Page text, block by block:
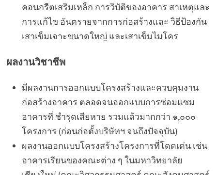
คอนกรีตเสริมเหล็ก การวิบัติของอาคาร สาเหตุและ
การแก้ไข อันตรายจากการก่อสร้างและ วิธีป้องกัน
เสาเข็มเจาะขนาดใหญ่ และเสาเข็มไมโคร
ผลงานวิชาชีพ
มีผลงานการออกแบบโครงสร้างและควบคุมงาน
ก่อสร้างอาคาร ตลอดจนออกแบบการซ่อมแซม
อาคารที่ ชำรุดเสียหาย รวมแล้วมากกว่า ๑,๐๐๐
โครงการ (ก่อนก่อตั้งบริษัทฯ จนถึงปัจจุบัน)
ผลงานออกแบบโครงสร้างโครงการที่โดดเด่น เช่น
อาคารเรียนของคณะต่าง ๆ ในมหาวิทยาลัย